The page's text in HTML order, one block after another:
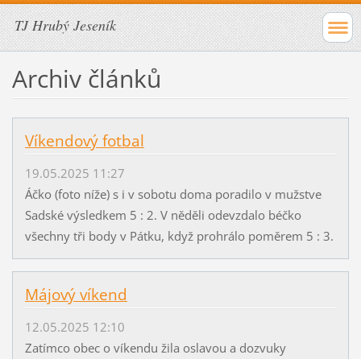
TJ Hrubý Jeseník
Archiv článků
Víkendový fotbal
19.05.2025 11:27
Áčko (foto níže) s i v sobotu doma poradilo v mužstve
Sadské výsledkem 5 : 2. V něděli odevzdalo béčko
všechny tři body v Pátku, když prohrálo poměrem 5 : 3.
Májový víkend
12.05.2025 12:10
Zatímco obec o víkendu žila oslavou a dozvuky